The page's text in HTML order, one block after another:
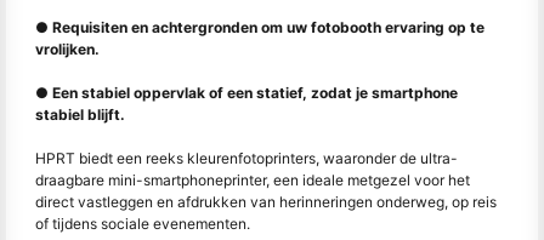
● Requisiten en achtergronden om uw fotobooth ervaring op te
vrolijken.
● Een stabiel oppervlak of een statief, zodat je smartphone
stabiel blijft.
HPRT biedt een reeks kleurenfotoprinters, waaronder de ultra-
draagbare mini-smartphoneprinter, een ideale metgezel voor het
direct vastleggen en afdrukken van herinneringen onderweg, op reis
of tijdens sociale evenementen.